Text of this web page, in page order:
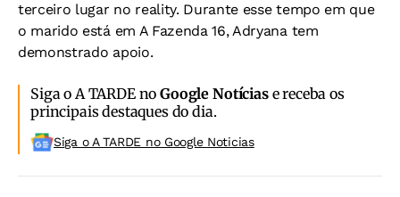
terceiro lugar no reality. Durante esse tempo em que
o marido está em A Fazenda 16, Adryana tem
demonstrado apoio.
Siga o A TARDE noGoogle Notíciase receba os
principais destaques do dia.
Siga o A TARDE no Google Noticias